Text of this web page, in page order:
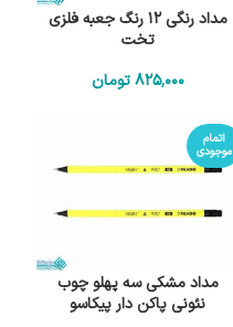
مداد رنگی 12 رنگ جعبه فلزی
تخت
825٬000 تومان
اتمام
موجودی
مداد مشکی سه پهلو چوب
نئونی پاکن دار پیکاسو